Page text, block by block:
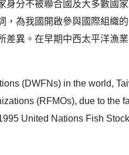
身分不被聯合國及大多數國
，為我國開啟參與國際組織
差異。在早期中西太平洋漁
(DWFNs) in the world,
(RFMOs), due to the
United Nations Fish